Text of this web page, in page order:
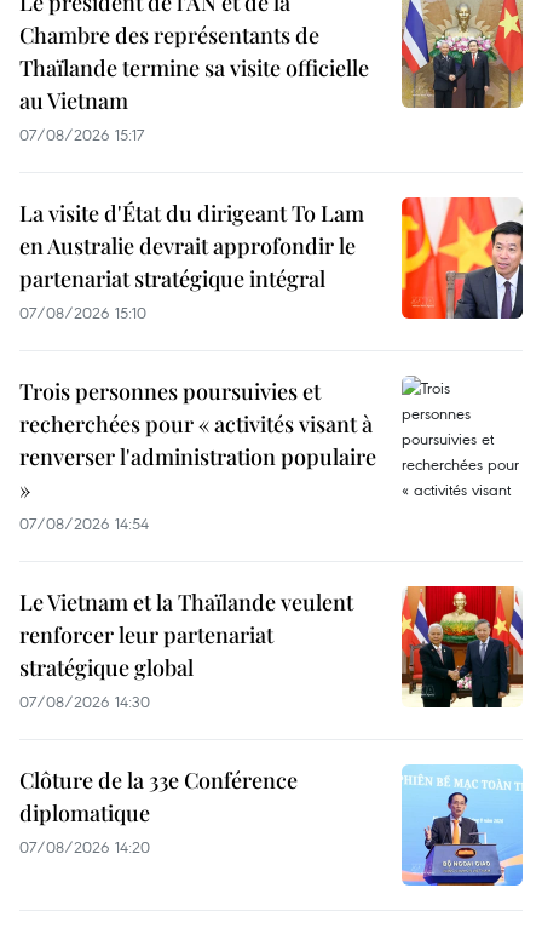
Chambre des représentants de
Thaïlande termine sa visite officielle
au Vietnam
07/08/2026 15:17
La visite d'État du dirigeant To Lam
en Australie devrait approfondir le
partenariat stratégique intégral
07/08/2026 15:10
Trois personnes poursuivies et
recherchées pour « activités visant à
renverser l'administration populaire
»
07/08/2026 14:54
Le Vietnam et la Thaïlande veulent
renforcer leur partenariat
stratégique global
07/08/2026 14:30
Clôture de la 33e Conférence
diplomatique
07/08/2026 14:20